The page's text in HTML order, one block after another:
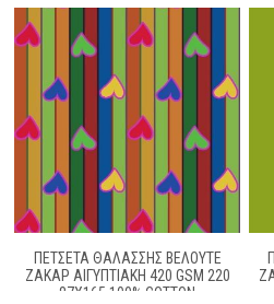
ΠΕΤΣΕΤΑ ΘΑΛΑΣΣΗΣ ΒΕΛΟΥΤΕ
ΖΑΚΆΡ ΑΙΓΥΠΤΙΑΚΉ 420 GSM 220
87X165 100% COTTON